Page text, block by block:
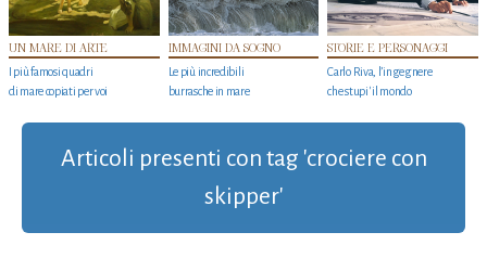
UN MARE DI ARTE
I più famosi quadri
di mare copiati per voi
IMMAGINI DA SOGNO
Le più incredibili
burrasche in mare
STORIE E PERSONAGGI
Carlo Riva, l’ingegnere
che stupi' il mondo
Articoli presenti con tag 'crociere con
skipper'